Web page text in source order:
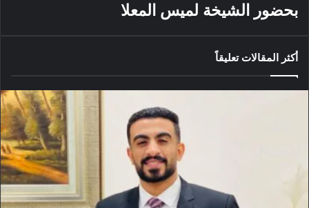
بحضور الشيخة لميس المعلا
أكثر المقالات تعليقاً